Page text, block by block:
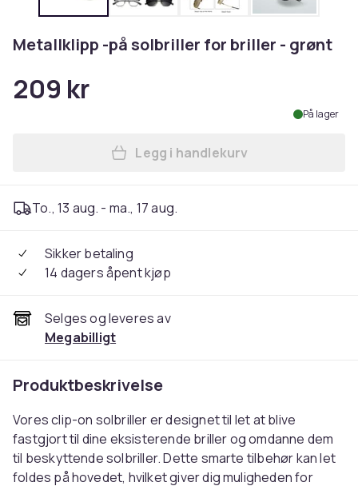
Metallklipp -på solbriller for briller - grønt
209 kr
På lager
Legg Metallklipp -på
Legg i handlekurv
To., 13 aug. - ma., 17 aug.
Sikker betaling
14 dagers åpent kjøp
Selges og leveres av
Megabilligt
Produktbeskrivelse
Vores clip-on solbriller er designet til let at blive
fastgjort til dine eksisterende briller og omdanne dem
til beskyttende solbriller. Dette smarte tilbehør kan let
foldes på hovedet, hvilket giver dig muligheden for